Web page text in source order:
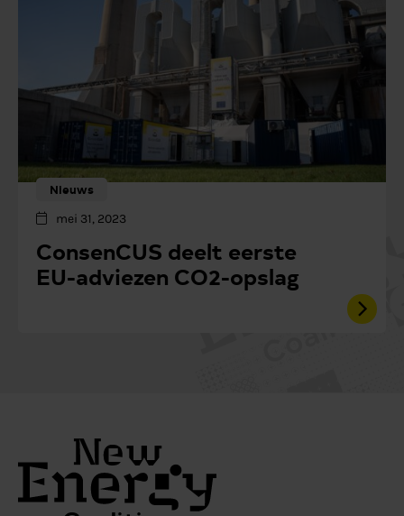
Nieuws
mei 31, 2023
ConsenCUS deelt eerste
EU-adviezen CO2-opslag